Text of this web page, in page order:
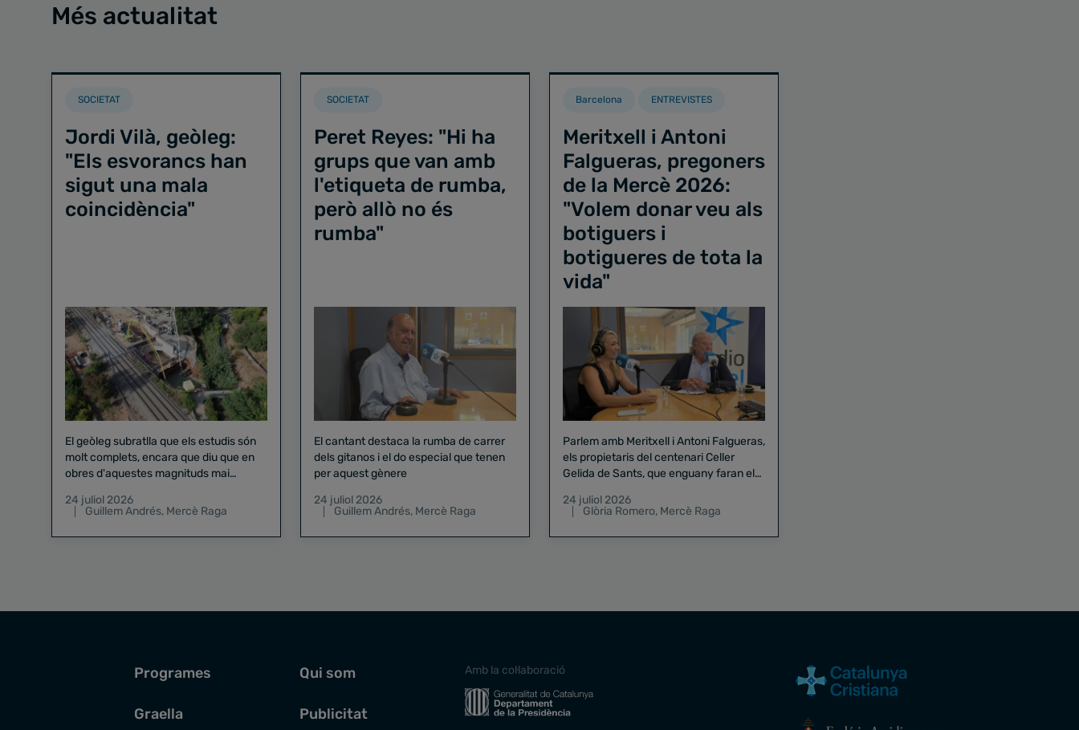
Més actualitat
SOCIETAT
Jordi Vilà, geòleg:
"Els esvorancs han
sigut una mala
coincidència"
El geòleg subratlla que els estudis són
molt complets, encara que diu que en
obres d'aquestes magnituds mai
24 juliol 2026
Guillem Andrés, Mercè Raga
SOCIETAT
Peret Reyes: "Hi ha
grups que van amb
l'etiqueta de rumba,
però allò no és
rumba"
El cantant destaca la rumba de carrer
dels gitanos i el do especial que tenen
per aquest gènere
24 juliol 2026
Guillem Andrés, Mercè Raga
Barcelona ENTREVISTES
Meritxell i Antoni
Falgueras, pregoners
de la Mercè 2026:
"Volem donar veu als
botiguers i
botigueres de tota la
vida"
Parlem amb Meritxell i Antoni Falgueras,
els propietaris del centenari Celler
Gelida de Sants, que enguany faran el
24 juliol 2026
Glòria Romero, Mercè Raga
Programes
Graella
Qui som
Publicitat
Amb la col·laboració